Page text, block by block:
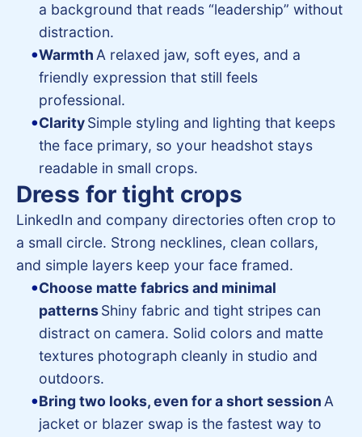
a background that reads “leadership” without
distraction.
WarmthA relaxed jaw, soft eyes, and a
friendly expression that still feels
professional.
Clarity Simple styling and lighting that keeps
the face primary, so your headshot stays
readable in small crops.
Dress for tight crops
LinkedIn and company directories often crop to
a small circle. Strong necklines, clean collars,
and simple layers keep your face framed.
Choose matte fabrics and minimal
patterns Shiny fabric and tight stripes can
distract on camera. Solid colors and matte
textures photograph cleanly in studio and
outdoors.
Bring two looks, even for a short sessionA
jacket or blazer swap is the fastest way to